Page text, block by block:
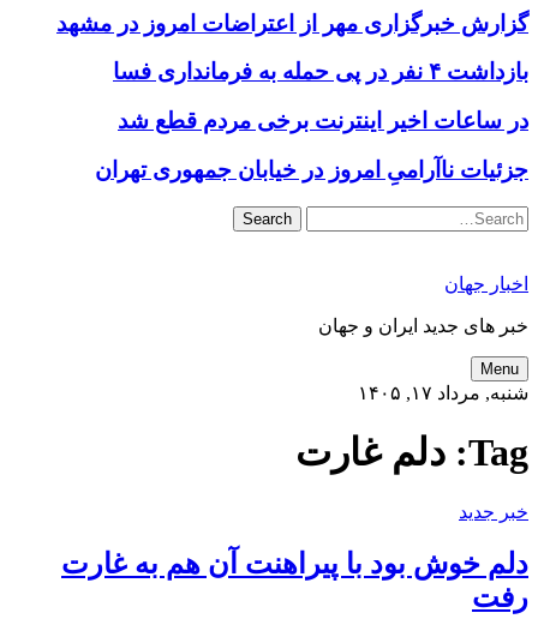
گزارش خبرگزاری مهر از اعتراضات امروز در مشهد
بازداشت ۴ نفر در پی حمله به فرمانداری فسا
در ساعات اخیر اینترنت برخی مردم قطع شد
جزئیات ناآرامیِ امروز در خیابان جمهوری تهران
Search
اخبار جهان
خبر های جدید ایران و جهان
Menu
شنبه, مرداد ۱۷, ۱۴۰۵
Tag: دلم غارت
خبر جدید
دلم خوش بود با پیراهنت آن هم به غارت
رفت